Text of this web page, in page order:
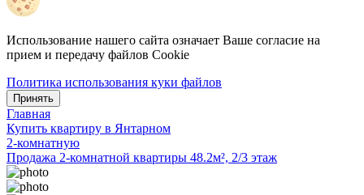
Использование нашего сайта означает Ваше согласие на
прием и передачу файлов Cookie
Политика использования куки файлов
Принять
Главная
Купить квартиру в Янтарном
2-комнатную
Продажа 2-комнатной квартиры 48.2м², 2/3 этаж